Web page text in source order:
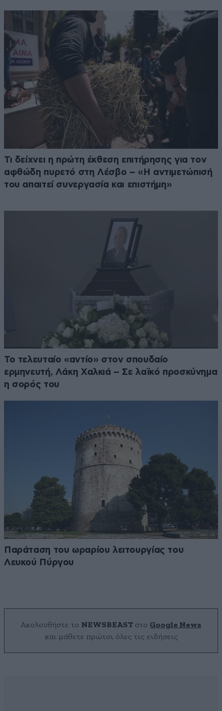
Τι δείχνει η πρώτη έκθεση επιτήρησης για τον
αφθώδη πυρετό στη Λέσβο – «Η αντιμετώπισή
του απαιτεί συνεργασία και επιστήμη»
Το τελευταίο «αντίο» στον σπουδαίο
ερμηνευτή, Λάκη Χαλκιά – Σε λαϊκό προσκύνημα
η σορός του
Παράταση του ωραρίου λειτουργίας του
Λευκού Πύργου
Ακολουθήστε το NEWSBEAST στο Google News
και μάθετε πρώτοι όλες τις ειδήσεις